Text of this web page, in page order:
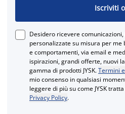
Iscriviti
Desidero ricevere
personalizzate su misura per
e comportamenti, via email e
ispirazioni, grandi offerte, nuovi
gamma di prodotti JYSK.Termini
mio consenso in qualsiasi
leggere di più su come JYSK
Privacy Policy.